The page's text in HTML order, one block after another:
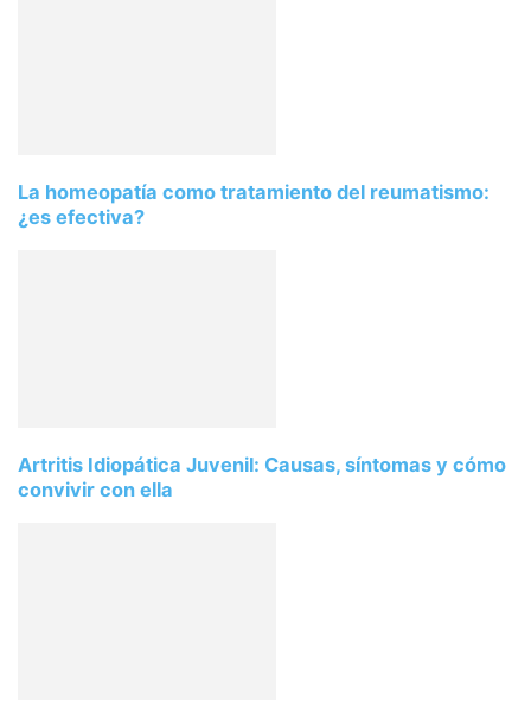
La homeopatía como tratamiento del reumatismo:
¿es efectiva?
Artritis Idiopática Juvenil: Causas, síntomas y cómo
convivir con ella